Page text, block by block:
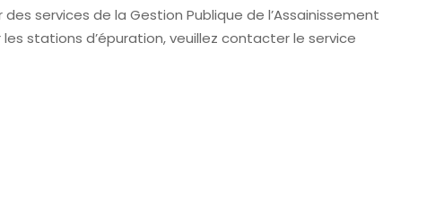
services de la Gestion Publique de l’Assainissement
stations d’épuration, veuillez contacter le service